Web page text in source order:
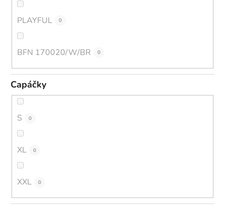
PLAYFUL 0
BFN 170020/W/BR 0
Capáčky
S 0
XL 0
XXL 0